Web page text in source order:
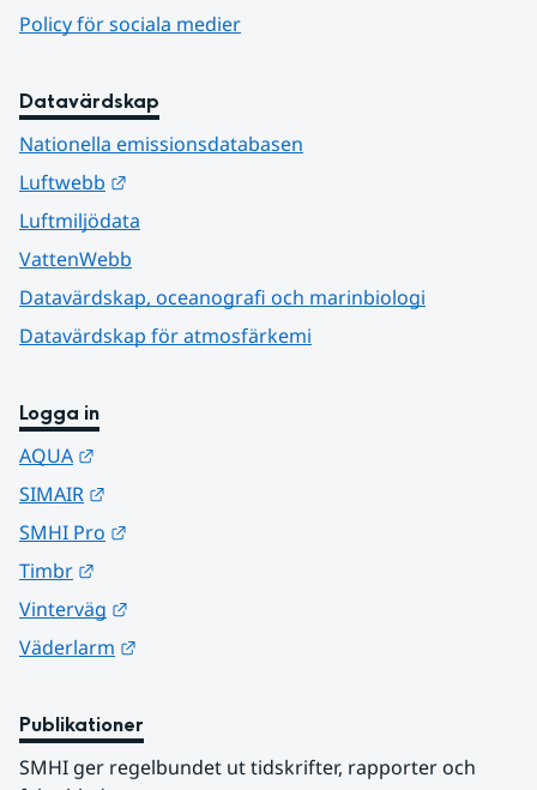
Policy för sociala medier
Datavärdskap
Nationella emissionsdatabasen
Luftwebb
Luftmiljödata
VattenWebb
Datavärdskap, oceanografi och marinbiologi
Datavärdskap för atmosfärkemi
Logga in
AQUA
SIMAIR
SMHI Pro
Timbr
Vinterväg
Väderlarm
Publikationer
SMHI ger regelbundet ut tidskrifter, rapporter och